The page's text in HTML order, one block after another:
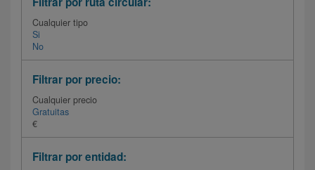
Cualquier tipo
Si
No
Filtrar por precio:
Cualquier precio
Gratuitas
€
Filtrar por entidad: